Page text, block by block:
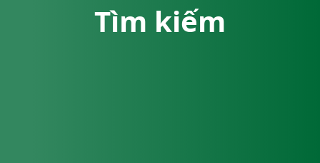
Tìm kiếm